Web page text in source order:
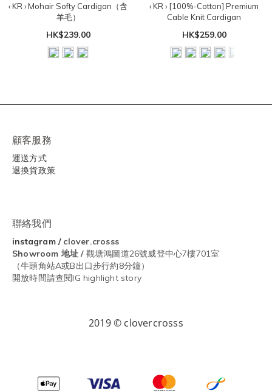
‹ KR › Mohair Softy Cardigan（含
羊毛）
HK$239.00
‹ KR › [100%-Cotton] Premium
Cable Knit Cardigan
HK$259.00
顧客服務
運送方式
退換貨政策
聯絡我們
instagram/ clover.crosss
Showroom 地址 / 觀塘鴻圖道26號威登中心7樓701室
（牛頭角站A或B出口步行約8分鐘）
開放時間請查閱IG highlight story
2019 © clovercrosss